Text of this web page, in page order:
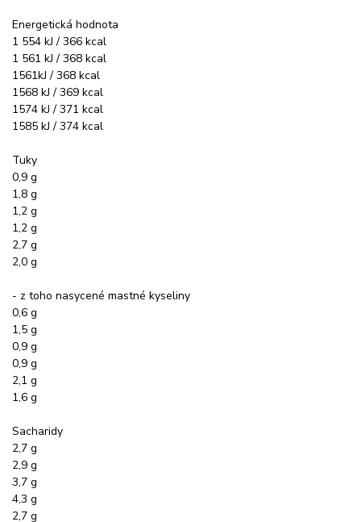
Energetická hodnota
1 554 kJ / 366 kcal
1 561 kJ / 368 kcal
1561kJ / 368 kcal
1568 kJ / 369 kcal
1574 kJ / 371 kcal
1585 kJ / 374 kcal
Tuky
0,9 g
1,8 g
1,2 g
1,2 g
2,7 g
2,0 g
- z toho nasycené mastné kyseliny
0,6 g
1,5 g
0,9 g
0,9 g
2,1 g
1,6 g
Sacharidy
2,7 g
2,9 g
3,7 g
4,3 g
2,7 g